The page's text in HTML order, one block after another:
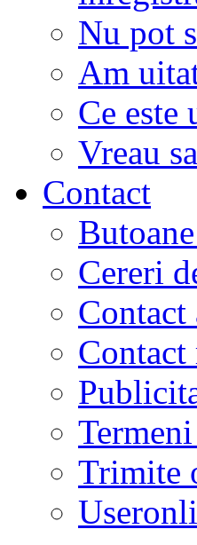
Nu pot
Am
Ce
Vreau
Contact
Cereri
Contact
Trimite